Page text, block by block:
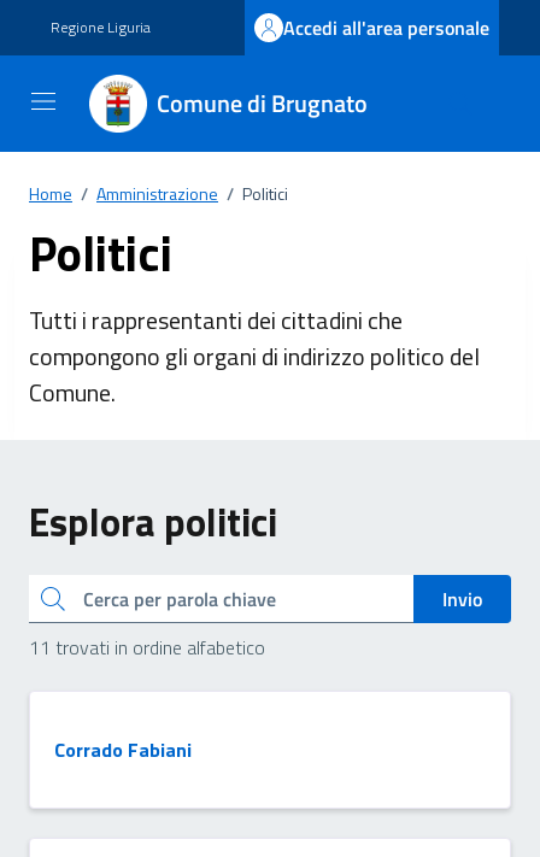
Regione Liguria Accedi all'area personale
Comune di Brugnato
Home / Amministrazione / Politici
Politici
Tutti i rappresentanti dei cittadini che
compongono gli organi di indirizzo politico del
Comune.
Esplora politici
Cerca
Invio
11 trovati in ordine alfabetico
Corrado Fabiani